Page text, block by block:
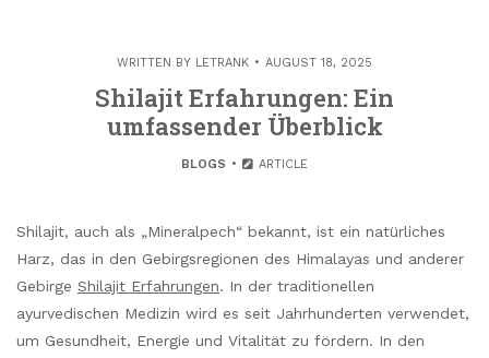
WRITTEN BY LETRANK AUGUST 18, 2025
Shilajit Erfahrungen: Ein
umfassender Überblick
BLOGS ARTICLE
Shilajit, auch als „Mineralpech“ bekannt, ist ein natürliches
Harz, das in den Gebirgsregionen des Himalayas und anderer
Gebirge Shilajit Erfahrungen. In der traditionellen
ayurvedischen Medizin wird es seit Jahrhunderten verwendet,
um Gesundheit, Energie und Vitalität zu fördern. In den